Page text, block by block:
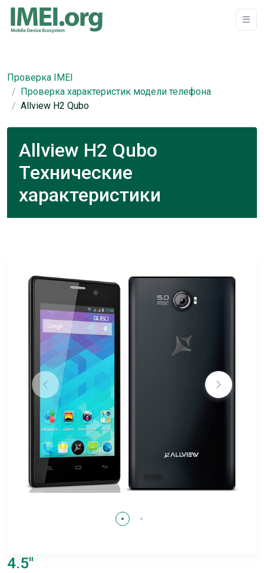
Проверка IMEI
Проверка характеристик модели телефона
Allview H2 Qubo
Allview H2 Qubo
Технические
характеристики
4.5"